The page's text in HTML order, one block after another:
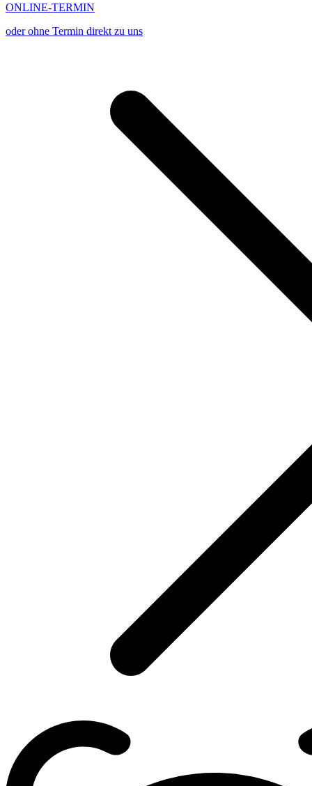
ONLINE-TERMIN
oder ohne Termin direkt zu uns